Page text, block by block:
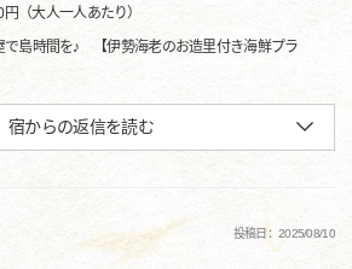
（大人一人あたり）
で島時間を♪ 【伊勢海老のお造里付き海鮮プラ
宿からの返信を読む
投稿日：2025/08/10